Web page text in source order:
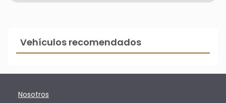
Vehículos recomendados
Nosotros